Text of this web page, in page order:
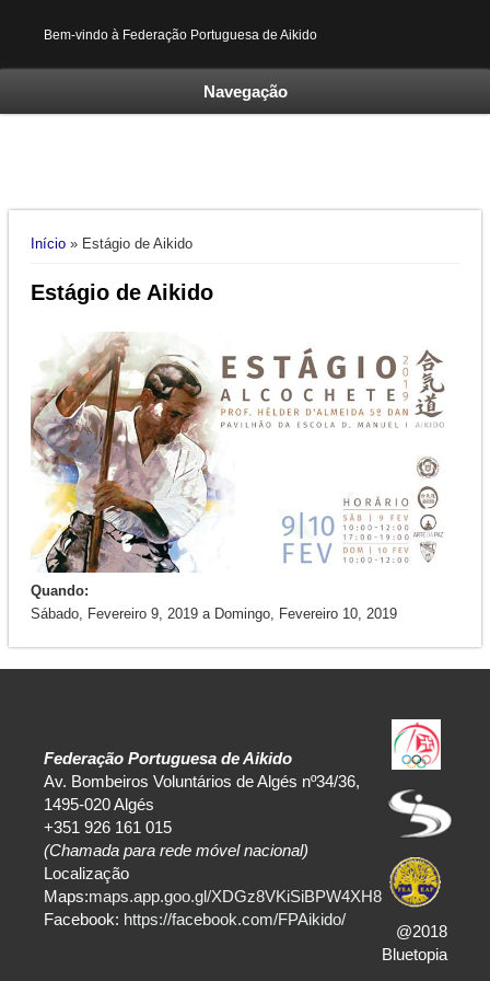
Bem-vindo à Federação Portuguesa de Aikido
Navegação
Está aqui
Início» Estágio de Aikido
Estágio de Aikido
Quando:
Sábado, Fevereiro 9, 2019a Domingo, Fevereiro 10, 2019
Federação Portuguesa de Aikido
Av. Bombeiros Voluntários de Algés nº34/36,
1495-020 Algés
+351 926 161 015
(Chamada para rede móvel nacional)
Localização
Maps:maps.app.goo.gl/XDGz8VKiSiBPW4XH8
Facebook: https://facebook.com/FPAikido/
@2018
Bluetopia